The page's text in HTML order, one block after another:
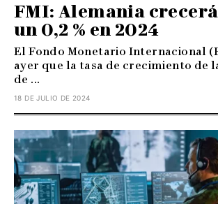
FMI: Alemania
un 0,2 % en 2024
El Fondo Monetario Internacional
ayer que la tasa de crecimiento de
de ...
18 DE JULIO DE 2024